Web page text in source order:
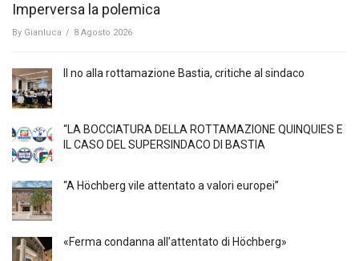
Imperversa la polemica
By Gianluca / 8 Agosto 2026
Il no alla rottamazione Bastia, critiche al sindaco
“LA BOCCIATURA DELLA ROTTAMAZIONE QUINQUIES E
IL CASO DEL SUPERSINDACO DI BASTIA
“A Höchberg vile attentato a valori europei”
«Ferma condanna all’attentato di Höchberg»